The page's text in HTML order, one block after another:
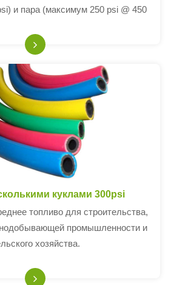
и пара (максимум 250 psi @ 450
площадке или в процессе
бурения.
куклами 300psi
топливо для строительства,
промышленности и
хозяйства.